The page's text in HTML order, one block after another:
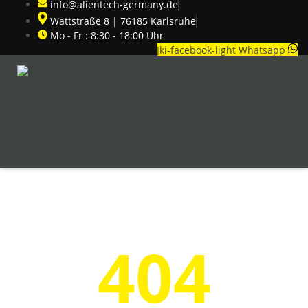
info@alientech-germany.de
Wattstraße 8 | 76185 Karlsruhe
Mo - Fr : 8:30 - 18:00 Uhr
Jki-facebook-light Whatsapp
404